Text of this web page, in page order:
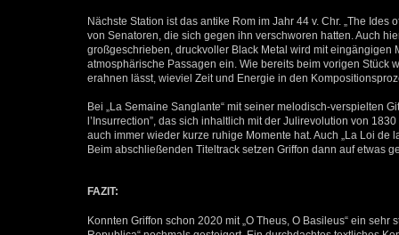
Nächste Station ist das antike Rom im Jahr 44 v. Chr. „The
von Senatoren, die sich gegen ihn verschworen hatten. Auch
großgeschrieben, druckvoller Black Metal wird mit
atmosphärische Passagen ein. Wie bereits beim vorigen
erahnen lässt, wieviel Zeit und Energie in den
Bei „La Semaine Sanglante“ mit seiner melodisch-verspielten
l’Insurrection”, das sich inhaltlich mit der Julirevolution von
auch immer wieder kurze ruhige Momente hat. Auch „La Loi
Beim abschließenden Titeltrack setzen Griffon dann auf etwas
FAZIT:
Konnten Griffon schon 2020 mit „O Theus, O Basileus“ ein